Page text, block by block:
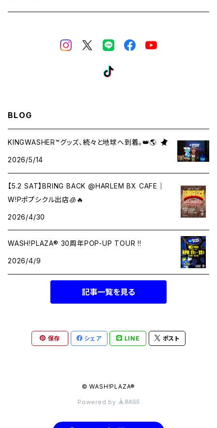
BLOG
KINGWASHER™︎グッズ、続々と地球へ到着。👑🌎
2026/5/14
【5.2 SAT】BRING BACK @HARLEM BX CAFE｜
W!Pポプシクル出店🧊🔥
2026/4/30
WASH!PLAZA® 30周年POP-UP TOUR !!
2026/4/9
記事一覧を見る
保存 シェア LINE ポスト
© WASH!PLAZA®︎
Powered by